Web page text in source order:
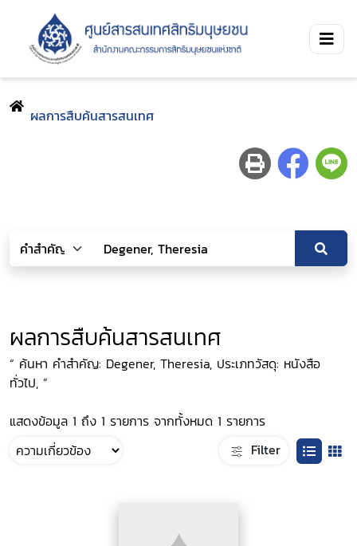
ผลการสืบค้นสารสนเทศ
ผลการสืบค้นสารสนเทศ
“ ค้นหา คำสำคัญ: Degener, Theresia, ประเภทวัสดุ: หนังสือ
ทั่วไป, ”
แสดงข้อมูล 1 ถึง 1 รายการ จากทั้งหมด 1 รายการ
Filter